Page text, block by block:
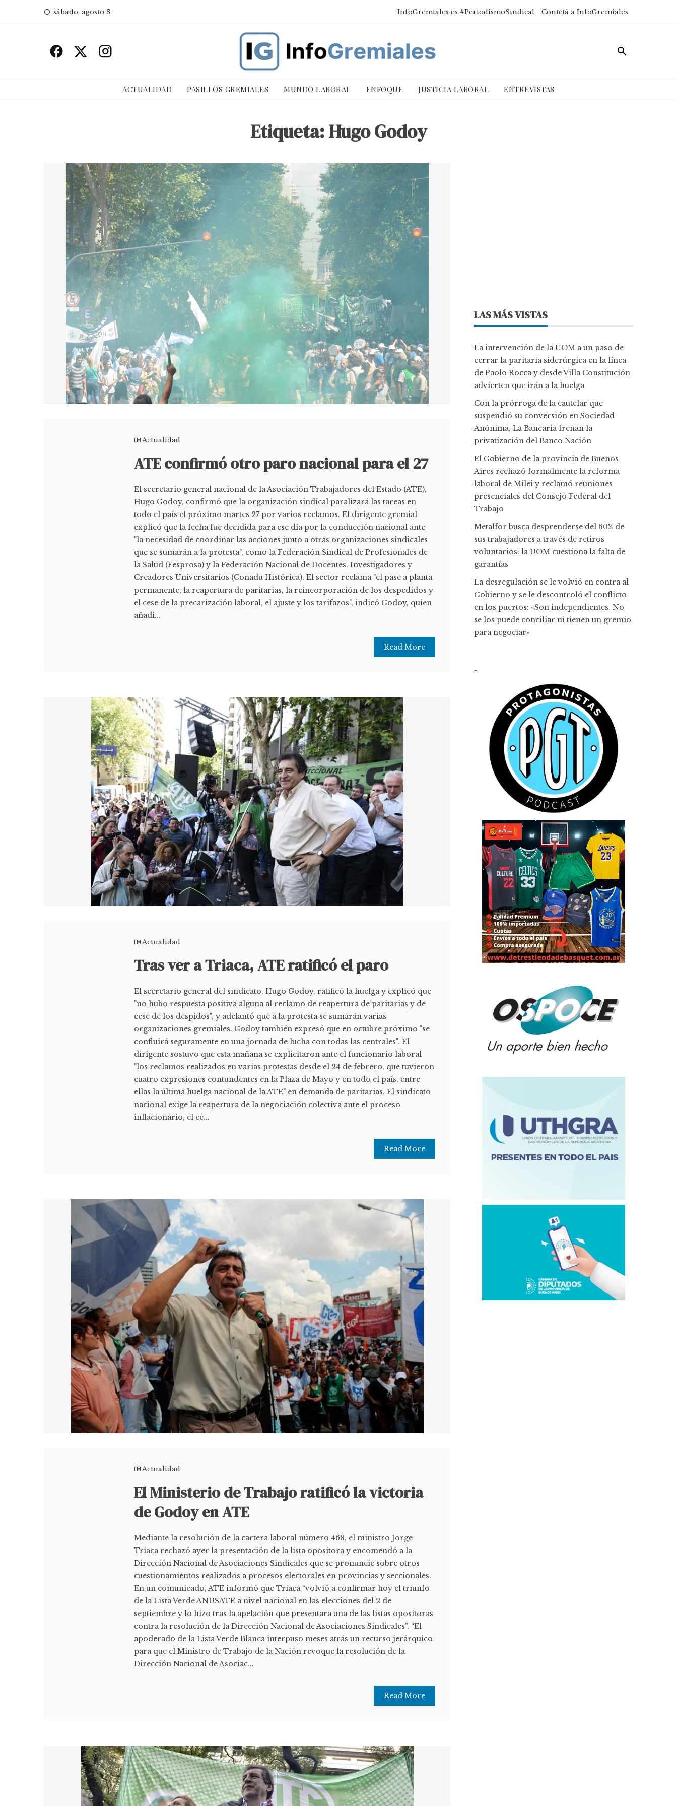
sábado, agosto 8 InfoGremiales es #PeriodismoSindical Contctá a InfoGremiales
ACTUALIDAD PASILLOS GREMIALES MUNDO LABORAL ENFOQUE JUSTICIA LABORAL ENTREVISTAS
Etiqueta:Hugo Godoy
Actualidad
ATE confirmó otro paro nacional para el 27
El secretario general nacional de la Asociación Trabajadores del Estado (ATE),
Hugo Godoy, confirmó que la organización sindical paralizará las tareas en
todo el país el próximo martes 27 por varios reclamos. El dirigente gremial
explicó que la fecha fue decidida para ese día por la conducción nacional ante
"la necesidad de coordinar las acciones junto a otras organizaciones sindicales
que se sumarán a la protesta", como la Federación Sindical de Profesionales de
la Salud (Fesprosa) y la Federación Nacional de Docentes, Investigadores y
Creadores Universitarios (Conadu Histórica). El sector reclama "el pase a planta
permanente, la reapertura de paritarias, la reincorporación de los despedidos y
el cese de la precarización laboral, el ajuste y los tarifazos", indicó Godoy, quien
añadi...
Read More
Actualidad
Tras ver a Triaca, ATE ratificó el paro
El secretario general del sindicato, Hugo Godoy, ratificó la huelga y explicó que
"no hubo respuesta positiva alguna al reclamo de reapertura de paritarias y de
cese de los despidos", y adelantó que a la protesta se sumarán varias
organizaciones gremiales. Godoy también expresó que en octubre próximo "se
confluirá seguramente en una jornada de lucha con todas las centrales". El
dirigente sostuvo que esta mañana se explicitaron ante el funcionario laboral
"los reclamos realizados en varias protestas desde el 24 de febrero, que tuvieron
cuatro expresiones contundentes en la Plaza de Mayo y en todo el país, entre
ellas la última huelga nacional de la ATE" en demanda de paritarias. El sindicato
nacional exige la reapertura de la negociación colectiva ante el proceso
inflacionario, el ce...
Read More
Actualidad
El Ministerio de Trabajo ratificó la victoria
de Godoy en ATE
Mediante la resolución de la cartera laboral número 468, el ministro Jorge
Triaca rechazó ayer la presentación de la lista opositora y encomendó a la
Dirección Nacional de Asociaciones Sindicales que se pronuncie sobre otros
cuestionamientos realizados a procesos electorales en provincias y seccionales.
En un comunicado, ATE informó que Triaca “volvió a confirmar hoy el triunfo
de la Lista Verde ANUSATE a nivel nacional en las elecciones del 2 de
septiembre y lo hizo tras la apelación que presentara una de las listas opositoras
contra la resolución de la Dirección Nacional de Asociaciones Sindicales”. “El
apoderado de la Lista Verde Blanca interpuso meses atrás un recurso jerárquico
para que el Ministro de Trabajo de la Nación revoque la resolución de la
Dirección Nacional de Asociac...
Read More
LAS MÁS VISTAS
La intervención de la UOM a un paso de
cerrar la paritaria siderúrgica en la línea
de Paolo Rocca y desde Villa Constitución
advierten que irán a la huelga
Con la prórroga de la cautelar que
suspendió su conversión en Sociedad
Anónima, La Bancaria frenan la
privatización del Banco Nación
El Gobierno de la provincia de Buenos
Aires rechazó formalmente la reforma
laboral de Milei y reclamó reuniones
presenciales del Consejo Federal del
Trabajo
Metalfor busca desprenderse del 60% de
sus trabajadores a través de retiros
voluntarios: la UOM cuestiona la falta de
garantías
La desregulación se le volvió en contra al
Gobierno y se le descontroló el conflicto
en los puertos: «Son independientes. No
se los puede conciliar ni tienen un gremio
para negociar»
-